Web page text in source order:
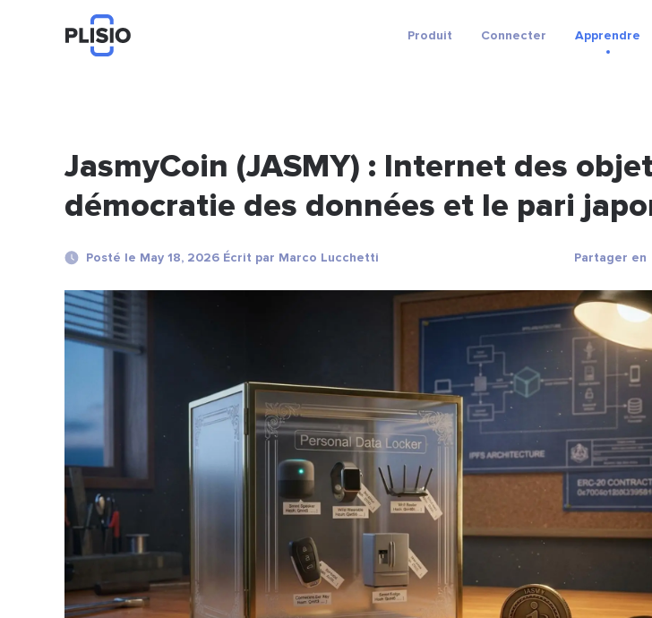
Produit Connecter Apprendre
JasmyCoin (JASMY) : Internet des
démocratie des données et le pari
Posté le May 18, 2026 Écrit par Marco Lucchetti Partager en